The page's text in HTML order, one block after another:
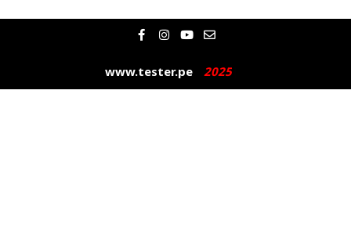
F
a
e
b
o
I
n
t
a
g
Y
o
t
u
b
E
n
e
l
o
www.tester.pe 2025